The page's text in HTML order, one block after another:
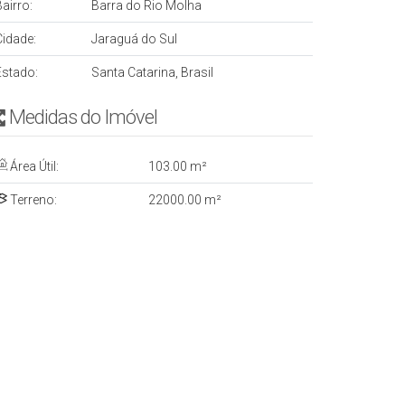
Barra do Rio Molha
Jaraguá do Sul
Santa Catarina, Brasil
Medidas do Imóvel
Área Útil: 103 .00 m²
Terreno: 22000 .00 m²